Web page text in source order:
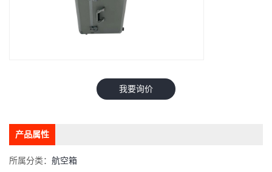
我要询价
产品属性
所属分类： 航空箱